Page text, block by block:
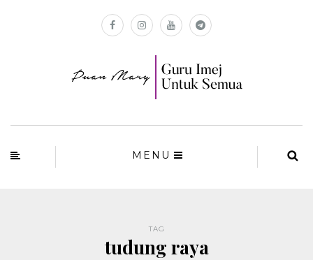
MENU
TAG
tudung raya